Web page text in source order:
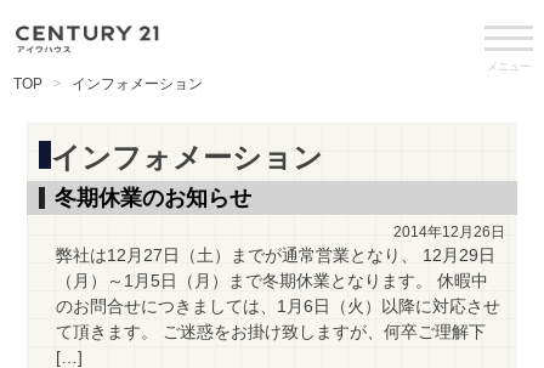
メニュー
TOP インフォメーション
インフォメーション
冬期休業のお知らせ
2014年12月26日
弊社は12月27日（土）までが通常営業となり、 12月29日
（月）～1月5日（月）まで冬期休業となります。 休暇中
のお問合せにつきましては、1月6日（火）以降に対応させ
て頂きます。 ご迷惑をお掛け致しますが、何卒ご理解下
[…]